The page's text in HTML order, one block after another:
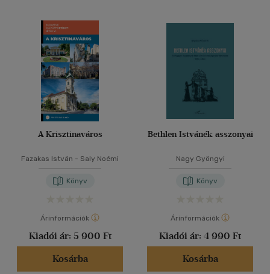
A Krisztinaváros
Fazakas István - Saly Noémi
Könyv
Árinformációk
Kiadói ár: 5 900 Ft
Kosárba
Bethlen Istvánék asszonyai
Nagy Gyöngyi
Könyv
Árinformációk
Kiadói ár: 4 990 Ft
Kosárba